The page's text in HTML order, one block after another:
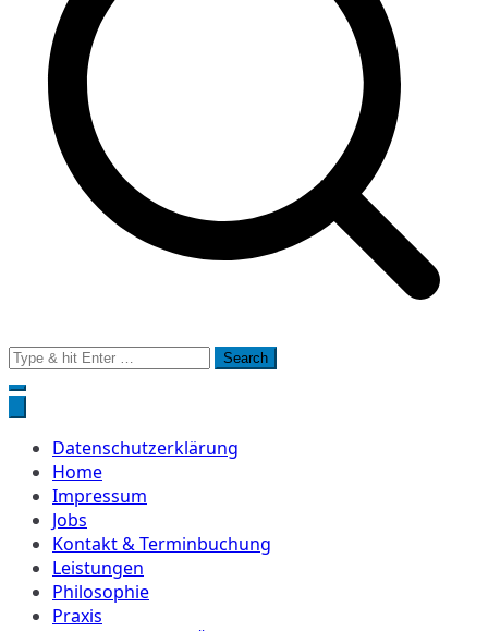
Search
for:
Datenschutzerklärung
Home
Impressum
Jobs
Kontakt & Terminbuchung
Leistungen
Philosophie
Praxis